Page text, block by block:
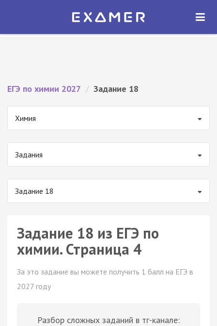
Экзамер — ЕГЭ 2027
ОТКРЫТЬ
ЕГЭ по химии 2027 / Задание 18
Химия
Задания
Задание 18
Задание 18 из ЕГЭ по
химии. Страница 4
За это задание вы можете получить 1 балл на ЕГЭ в
2027 году
Разбор сложных заданий в тг-канале: